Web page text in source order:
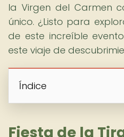
la Virgen del Carmen
único. ¿Listo para
de este increíble
este viaje de
Índice
Fiesta de la